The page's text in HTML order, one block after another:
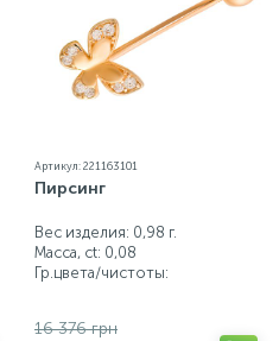
Артикул: 221163101
Пирсинг
Вес изделия: 0,98 г.
Масса, ct: 0,08
Гр.цвета/чистоты:
16 376 грн